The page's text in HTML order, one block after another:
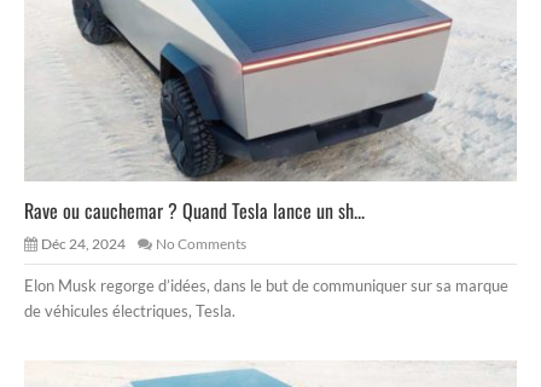
Rave ou cauchemar ? Quand Tesla lance un sh...
Déc 24, 2024 No Comments
Elon Musk regorge d’idées, dans le but de communiquer sur sa marque
de véhicules électriques, Tesla.